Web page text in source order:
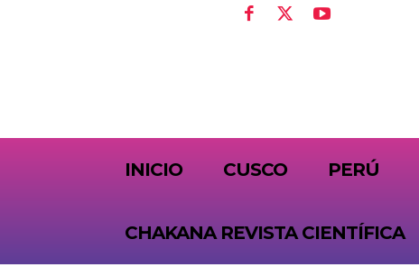
INICIO CUSCO PERÚ
CHAKANA REVISTA CIENTÍFICA